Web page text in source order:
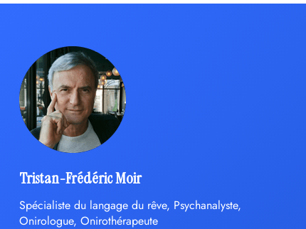
Tristan-Frédéric Moir
Spécialiste du langage du rêve, Psychanalyste,
Onirologue, Onirothérapeute